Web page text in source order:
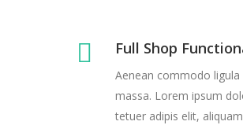
Full Shop
Aenean commodo
massa. Lorem ipsum
tetuer adipis elit,